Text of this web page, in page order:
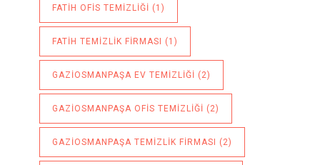
FATIH OFIS TEMIZLIĞI (1)
FATIH TEMIZLIK FIRMASI (1)
GAZIOSMANPAŞA EV TEMIZLIĞI (2)
GAZIOSMANPAŞA OFIS TEMIZLIĞI (2)
GAZIOSMANPAŞA TEMIZLIK FIRMASI (2)